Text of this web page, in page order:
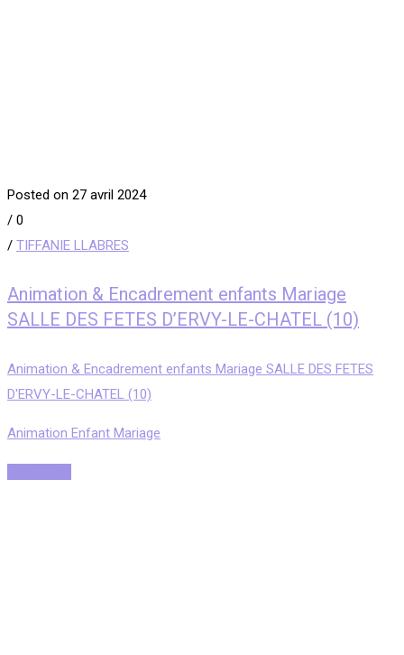
Posted on 27 avril 2024
/ 0
/ TIFFANIE LLABRES
Animation & Encadrement enfants Mariage
SALLE DES FETES D’ERVY-LE-CHATEL (10)
Animation & Encadrement enfants Mariage SALLE DES FETES
D'ERVY-LE-CHATEL (10)
Animation Enfant Mariage